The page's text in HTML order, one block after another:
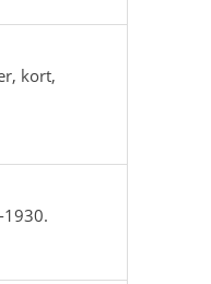
kort,
1930.